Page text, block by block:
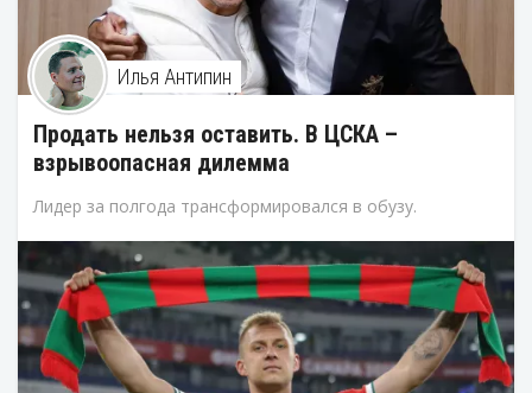
Илья Антипин
Продать нельзя оставить. В ЦСКА –
взрывоопасная дилемма
Лидер за полгода трансформировался в обузу.